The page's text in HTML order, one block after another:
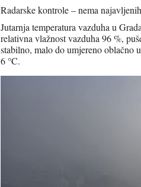
Radarske kontrole – nema
Jutarnja temperatura vazduha u
relativna vlažnost vazduha 96 %,
stabilno, malo do umjereno oblačno
6 °C.